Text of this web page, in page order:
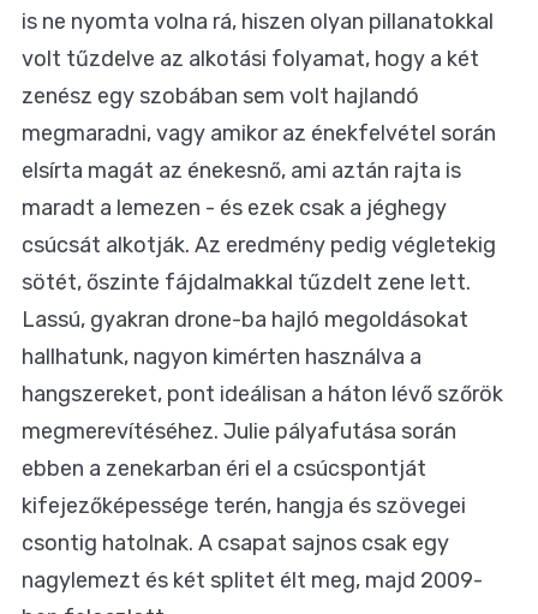
is ne nyomta volna rá, hiszen olyan pillanatokkal
volt tűzdelve az alkotási folyamat, hogy a két
zenész egy szobában sem volt hajlandó
megmaradni, vagy amikor az énekfelvétel során
elsírta magát az énekesnő, ami aztán rajta is
maradt a lemezen - és ezek csak a jéghegy
csúcsát alkotják. Az eredmény pedig végletekig
sötét, őszinte fájdalmakkal tűzdelt zene lett.
Lassú, gyakran drone-ba hajló megoldásokat
hallhatunk, nagyon kimérten használva a
hangszereket, pont ideálisan a háton lévő szőrök
megmerevítéséhez. Julie pályafutása során
ebben a zenekarban éri el a csúcspontját
kifejezőképessége terén, hangja és szövegei
csontig hatolnak. A csapat sajnos csak egy
nagylemezt és két splitet élt meg, majd 2009-